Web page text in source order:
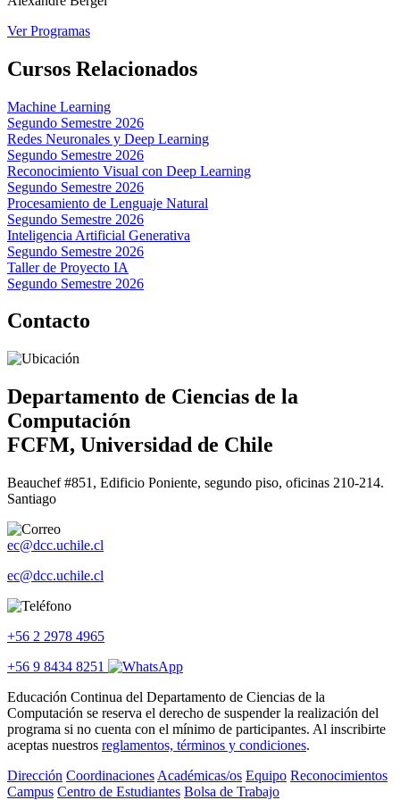
Ver Programas
Cursos Relacionados
Machine Learning
Segundo Semestre 2026
Redes Neuronales y Deep Learning
Segundo Semestre 2026
Reconocimiento Visual con Deep Learning
Segundo Semestre 2026
Procesamiento de Lenguaje Natural
Segundo Semestre 2026
Inteligencia Artificial Generativa
Segundo Semestre 2026
Taller de Proyecto IA
Segundo Semestre 2026
Contacto
Departamento de Ciencias de la
Computación
FCFM, Universidad de Chile
Beauchef #851, Edificio Poniente, segundo piso, oficinas 210-214.
Santiago
ec@dcc.uchile.cl
ec@dcc.uchile.cl
+56 2 2978 4965
+56 9 8434 8251
Educación Continua del Departamento de Ciencias de la
Computación se reserva el derecho de suspender la realización del
programa si no cuenta con el mínimo de participantes. Al inscribirte
aceptas nuestros reglamentos, términos y condiciones.
Dirección Coordinaciones Académicas/os Equipo Reconocimientos
Campus Centro de Estudiantes Bolsa de Trabajo